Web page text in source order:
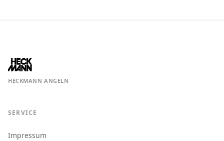
HECKMANN ANGELN
SERVICE
Impressum